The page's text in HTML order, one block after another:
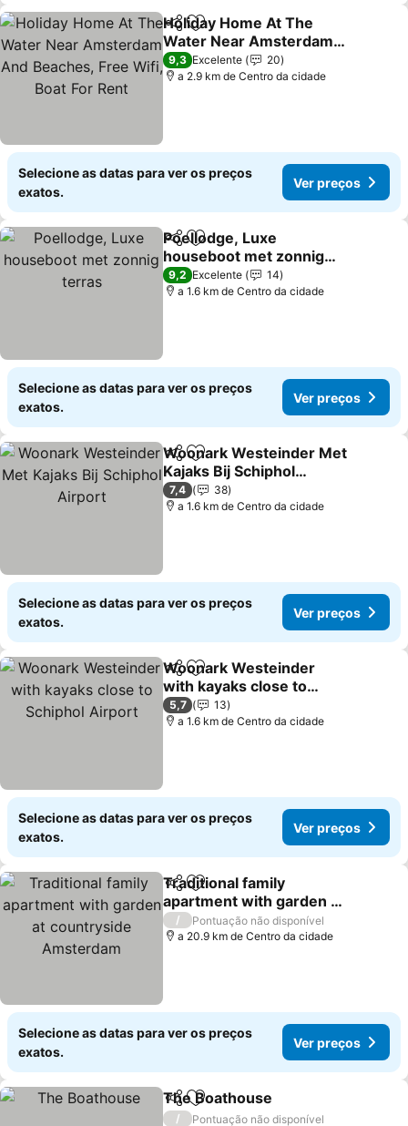
PartilharAdicionar aos favoritos
Holiday Home At The
Water Near Amsterdam
And Beaches, Free Wifi,
Boat For Rent
Ver preços
9,3 Excelente
20
a 2.9 km de Centro da cidade
Selecione as datas para ver os preços
exatos.
Ver preços
PartilharAdicionar aos favoritos
Poellodge, Luxe
houseboot met zonnig
terras
Ver preços
9,2 Excelente
14
a 1.6 km de Centro da cidade
Selecione as datas para ver os preços
exatos.
Ver preços
PartilharAdicionar aos favoritos
Woonark Westeinder Met
Kajaks Bij Schiphol
Airport
Ver preços
7,4
38
a 1.6 km de Centro da cidade
Selecione as datas para ver os preços
exatos.
Ver preços
PartilharAdicionar aos favoritos
Woonark Westeinder
with kayaks close to
Schiphol Airport
Ver preços
5,7
13
a 1.6 km de Centro da cidade
Selecione as datas para ver os preços
exatos.
Ver preços
PartilharAdicionar aos favoritos
Traditional family
apartment with garden at
countryside Amsterdam
Ver preços
/
Pontuação não disponível
a 20.9 km de Centro da cidade
Selecione as datas para ver os preços
exatos.
Ver preços
PartilharAdicionar aos favoritos
The Boathouse
/ Pontuação não disponível